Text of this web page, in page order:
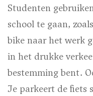
Studenten
school te gaan,
bike naar het werk
in het drukke
bestemming bent.
Je parkeert de fiets